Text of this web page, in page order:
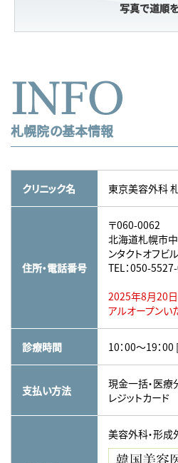
写真で道順
INFO
札幌院の基本情報
クリニック名 東京美容外科
住所・電話番号
〒060-0062
北海道札幌市
ンタクトオフビ
TEL：050-
2025年8月20日
アルオープンい
診療時間 10：00～19：
支払い方法
現金一括・医療
レジットカード
美容外科・形成